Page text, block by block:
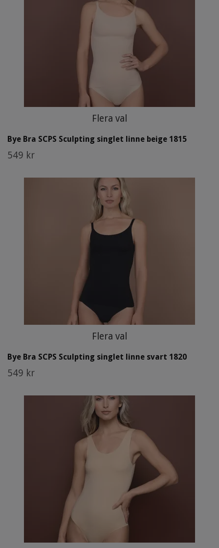
Flera val
Bye Bra SCPS Sculpting singlet linne beige 1815
549 kr
Flera val
Bye Bra SCPS Sculpting singlet linne svart 1820
549 kr